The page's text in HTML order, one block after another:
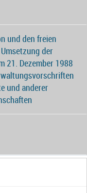
und den freien
der
21. Dezember 1988
und anderer